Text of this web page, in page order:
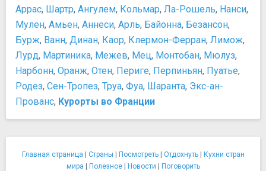
Музей Пикассо
Музей Родена
Музей Сальвадора Дали
Музей современного искусства
Музей Средневековья
Национальная галерея Же-де-Пом
Парижский музей канализации
Сад растений Парижа
Фонд Louis Vuitton
Кабаре Crazy Horse
Аррас, Шартр, Ангулем, Кольмар, Ла-Рошель, Нанси,
Мулен, Амьен, Аннеси, Арль, Байонна, Безансон,
Бурж, Ванн, Динан, Каор, Клермон-Ферран, Лимож,
Лурд, Мартиника, Межев, Мец, Монтобан, Мюлуз,
Нарбонн, Оранж, Отен, Периге, Перпиньян, Пуатье,
Родез, Сен-Тропез, Труа, Фуа, Шаранта, Экс-ан-
Прованс, Курорты во Франции
Главная страница | Страны | Посмотреть| Отдохнуть| Кухни стран
мира | Полезное| Новости | Поговорить